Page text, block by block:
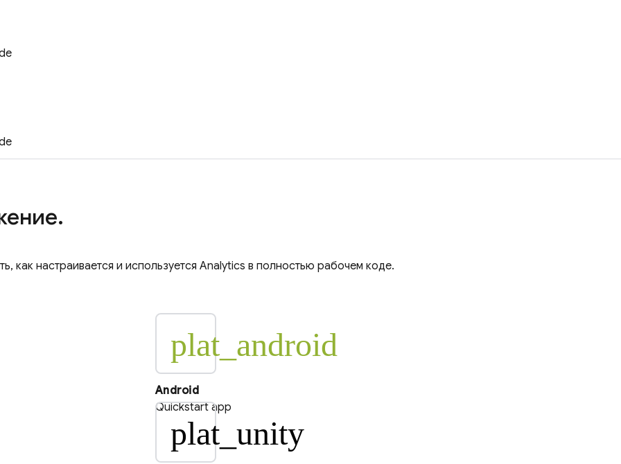
как настраивается и используется Analytics в полностью рабочем коде.
plat_android
Android
Quickstart app
plat_unity